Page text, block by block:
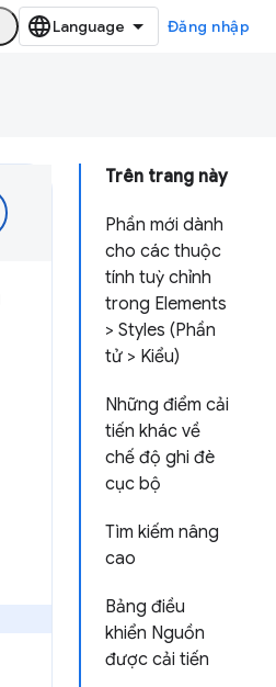
Đăng nhập
Trên trang này
Phần mới dành
cho các thuộc
tính tuỳ chỉnh
trong Elements
> Styles (Phần
tử > Kiểu)
Những điểm cải
tiến khác về
chế độ ghi đè
cục bộ
Tìm kiếm nâng
cao
Bảng điều
khiển Nguồn
được cải tiến